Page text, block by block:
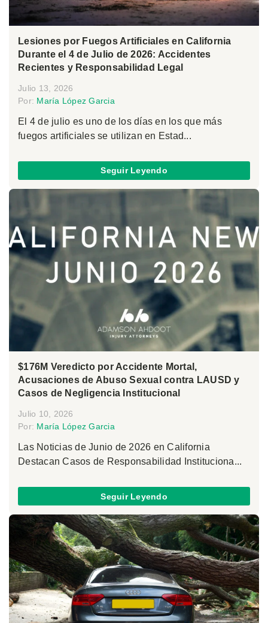
Lesiones por Fuegos Artificiales en California
Durante el 4 de Julio de 2026: Accidentes
Recientes y Responsabilidad Legal
Julio 13, 2026
Por: María López Garcia
El 4 de julio es uno de los días en los que más
fuegos artificiales se utilizan en Estad...
Seguir Leyendo
$176M Veredicto por Accidente Mortal,
Acusaciones de Abuso Sexual contra LAUSD y
Casos de Negligencia Institucional
Julio 10, 2026
Por: María López Garcia
Las Noticias de Junio de 2026 en California
Destacan Casos de Responsabilidad Instituciona...
Seguir Leyendo